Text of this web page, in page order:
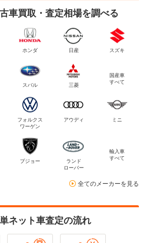
車買取・査定相場を調べる
ホンダ 日産 スズキ
スバル 三菱
国産車
すべて
フォルクス
ワーゲン
アウディ ミニ
プジョー
ランド
ローバー
輸入車
すべて
全てのメーカーを見る
ネット車査定の流れ